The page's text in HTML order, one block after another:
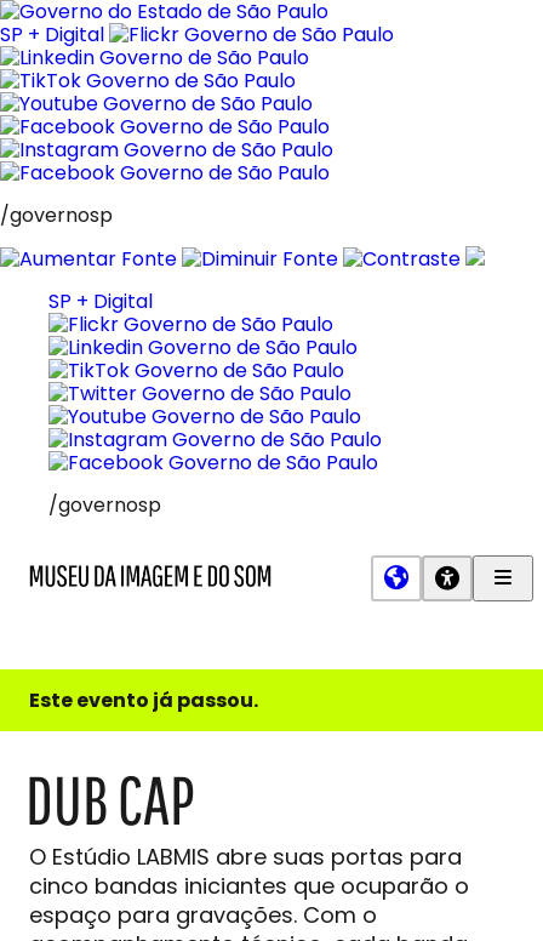
Pular
para
o
conteúdo
SP + Digital
/governosp
SP + Digital
/governosp
e
do
Este evento já passou.
DUB CAP
O Estúdio LABMIS abre suas portas para
cinco bandas iniciantes que ocuparão o
espaço para gravações. Com o